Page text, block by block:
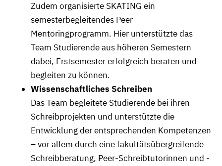
Zudem organisierte SKATING ein
semesterbegleitendes Peer-
Mentoringprogramm. Hier unterstützte das
Team Studierende aus höheren Semestern
dabei, Erstsemester erfolgreich beraten und
begleiten zu können.
Wissenschaftliches Schreiben
Das Team begleitete Studierende bei ihren
Schreibprojekten und unterstützte die
Entwicklung der entsprechenden Kompetenzen
– vor allem durch eine fakultätsübergreifende
Schreibberatung, Peer-Schreibtutorinnen und -